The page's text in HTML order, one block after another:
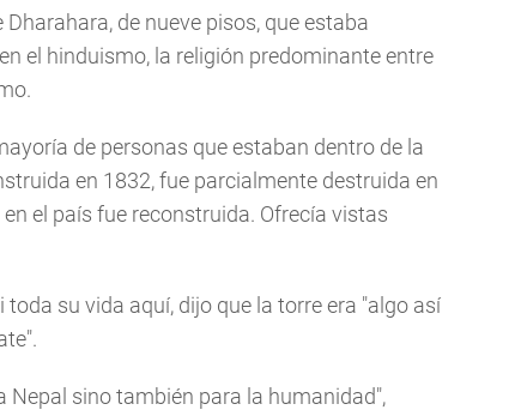
de nueve pisos, que estaba
el hinduismo, la religión predominante entre
de personas que estaban dentro de la
en 1832, fue parcialmente destruida en
el país fue reconstruida. Ofrecía vistas
su vida aquí, dijo que la torre era "algo así
Nepal sino también para la humanidad",